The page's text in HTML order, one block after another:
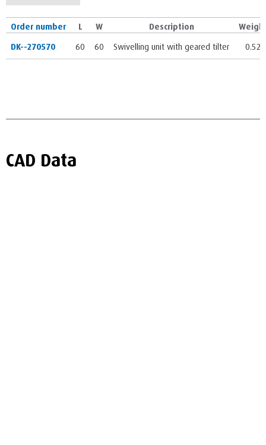
Order number L W Description
DK--270570
60 60 Swivelling unit with geared tilter 0.52
CAD Data